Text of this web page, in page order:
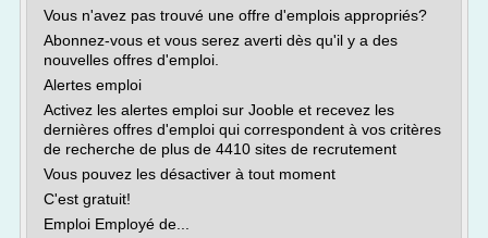
Vous n'avez pas trouvé une offre d'emplois appropriés?
Abonnez-vous et vous serez averti dès qu'il y a des
nouvelles offres d'emploi.
Alertes emploi
Activez les alertes emploi sur Jooble et recevez les
dernières offres d'emploi qui correspondent à vos critères
de recherche de plus de 4410 sites de recrutement
Vous pouvez les désactiver à tout moment
C'est gratuit!
Emploi Employé de...